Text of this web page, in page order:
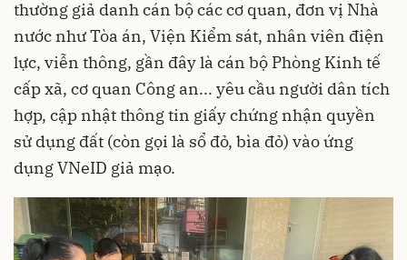
thường giả danh cán bộ các cơ quan, đơn vị Nhà
nước như Tòa án, Viện Kiểm sát, nhân viên điện
lực, viễn thông, gần đây là cán bộ Phòng Kinh tế
cấp xã, cơ quan Công an... yêu cầu người dân tích
hợp, cập nhật thông tin giấy chứng nhận quyền
sử dụng đất (còn gọi là sổ đỏ, bìa đỏ) vào ứng
dụng VNeID giả mạo.